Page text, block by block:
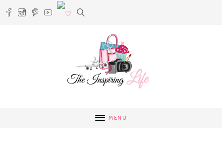
MENU